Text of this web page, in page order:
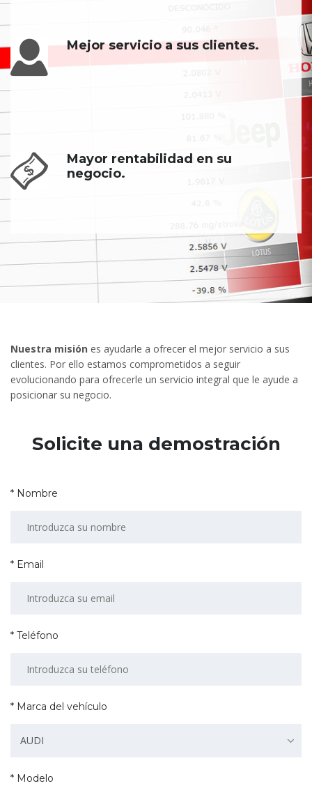
Mejor servicio a sus clientes.
Mayor rentabilidad en su
negocio.
Nuestra misión es ayudarle a ofrecer el mejor servicio a sus
clientes. Por ello estamos comprometidos a seguir
evolucionando para ofrecerle un servicio integral que le ayude a
posicionar su negocio.
Solicite una demostración
* Nombre
* Email
* Teléfono
* Marca del vehículo
AUDI
* Modelo